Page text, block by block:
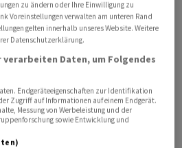
Franken vor. Bestehende
Kapitalerhöhung nicht
zu ändern oder Ihre Einwilligung zu
Voreinstellungen verwalten am unteren Rand
gelten innerhalb unseres Website. Weitere
Datenschutzerklärung.
verarbeiten Daten, um Folgendes
Endgeräteeigenschaften zur Identifikation
Zugriff auf Informationen auf einem Endgerät.
Messung von Werbeleistung und der
sowie Entwicklung und